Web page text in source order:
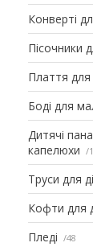
Конверті
Пісочники
Плаття для
Боді для
Дитячі
капелюхи
Труси для
Кофти для
Пледі 48